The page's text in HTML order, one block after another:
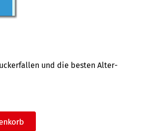
und die besten Alter­